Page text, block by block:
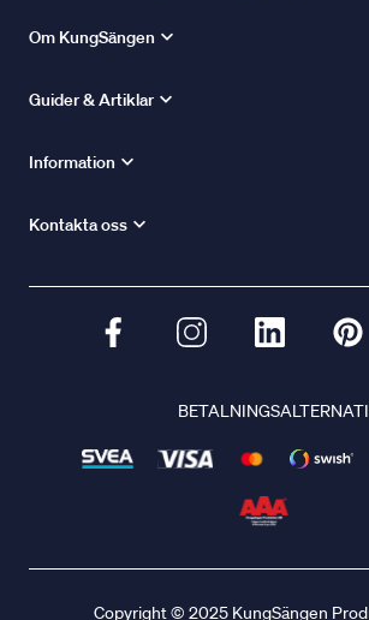
Om KungSängen
Guider & Artiklar
Information
Kontakta oss
Copyright © 2025 KungSängen